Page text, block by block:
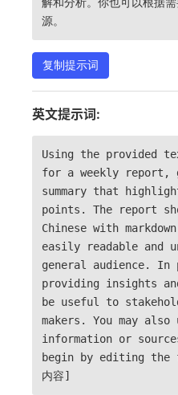
源。
复制提示词
英文提示词:
Using the provided
for a weekly report,
summary that
points. The report
Chinese with
easily readable and
general audience.
providing insights
be useful to
makers. You may
information or
begin by editing
内容]